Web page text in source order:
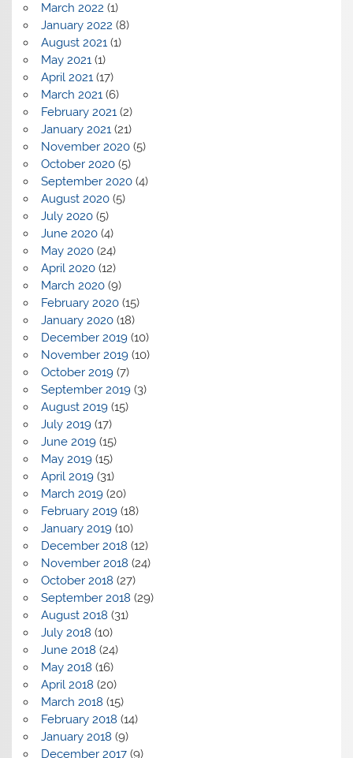
March 2022 (1)
January 2022 (8)
August 2021(1)
May 2021(1)
April 2021(17)
March 2021(6)
February 2021(2)
January 2021(21)
November 2020(5)
October 2020(5)
September 2020(4)
August 2020(5)
July 2020(5)
June 2020(4)
May 2020(24)
April 2020(12)
March 2020(9)
February 2020(15)
January 2020(18)
December 2019(10)
November 2019(10)
October 2019(7)
September 2019(3)
August 2019(15)
July 2019(17)
June 2019(15)
May 2019(15)
April 2019(31)
March 2019(20)
February 2019(18)
January 2019(10)
December 2018 (12)
November 2018 (24)
October 2018 (27)
September 2018 (29)
August 2018 (31)
July 2018 (10)
June 2018 (24)
May 2018 (16)
April 2018 (20)
March 2018 (15)
February 2018 (14)
January 2018 (9)
December 2017(9)